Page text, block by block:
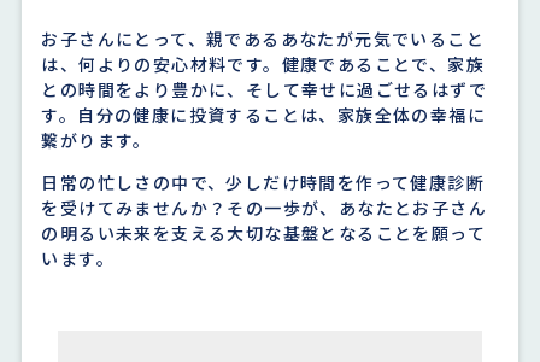
お子さんにとって、親であるあなたが元気でいること
は、何よりの安心材料です。健康であることで、家族
との時間をより豊かに、そして幸せに過ごせるはずで
す。自分の健康に投資することは、家族全体の幸福に
繋がります。
日常の忙しさの中で、少しだけ時間を作って健康診断
を受けてみませんか？その一歩が、あなたとお子さん
の明るい未来を支える大切な基盤となることを願って
います。